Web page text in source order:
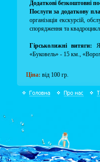
Додаткові безкоштовні
Послуги за додаткову
організація екскурсій,
спорядження та
Гірськолижні витяги:
«Буковель» - 15 км.,
Ціна: від 100 гр.